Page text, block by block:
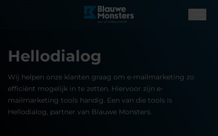
Hellodialog
Wij helpen onze klanten graag om e-mailmarketing zo
efficiënt mogelijk in te zetten. Hiervoor zijn e-
mailmarketing tools handig. Een van die tools is
Hellodialog, partner van Blauwe Monsters.